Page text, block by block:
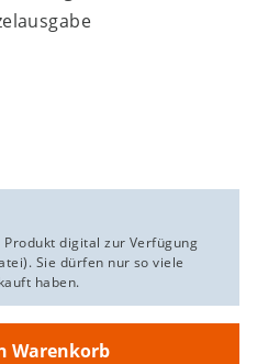
digital zur Verfügung
Sie dürfen nur so viele
haben.
Warenkorb